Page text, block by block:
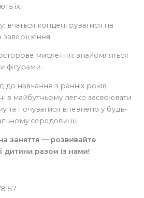
їх.
вчаться концентруватися на
завершення.
мислення: знайомляться
фігурами.
до навчання з ранніх років
в майбутньому легко засвоювати
та почуватися впевнено у будь-
середовищі.
заняття — розвивайте
дитини разом із нами!
57